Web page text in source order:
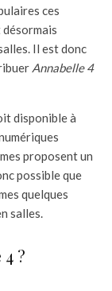
ces
Il est donc
Annabelle 4
disponible à
proposent un
possible que
quelques
salles.
?